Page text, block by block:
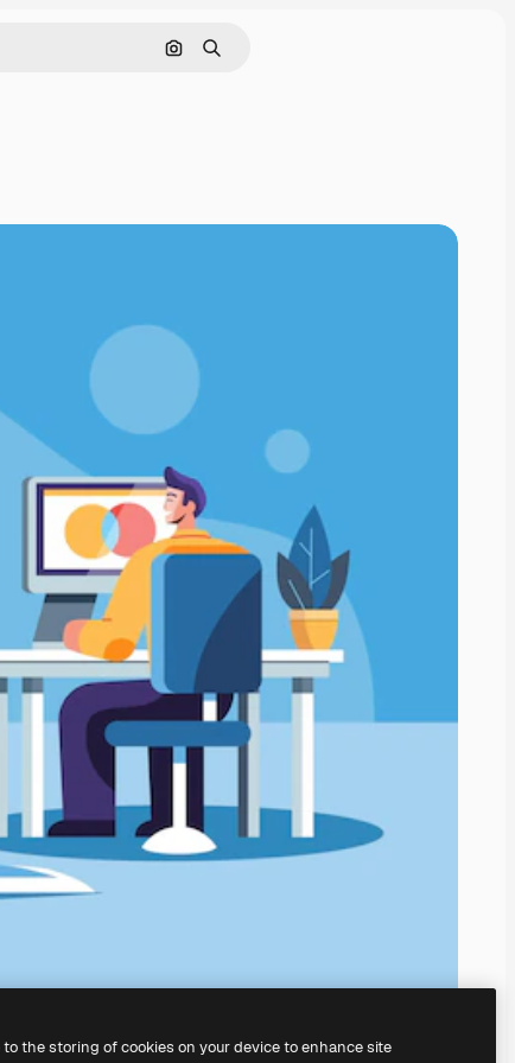
Nach Bild suchen
Suchen
the storing of cookies on your device to enhance site